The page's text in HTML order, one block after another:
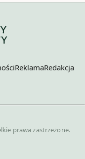
ReklamaRedakcja
prawa zastrzeżone.